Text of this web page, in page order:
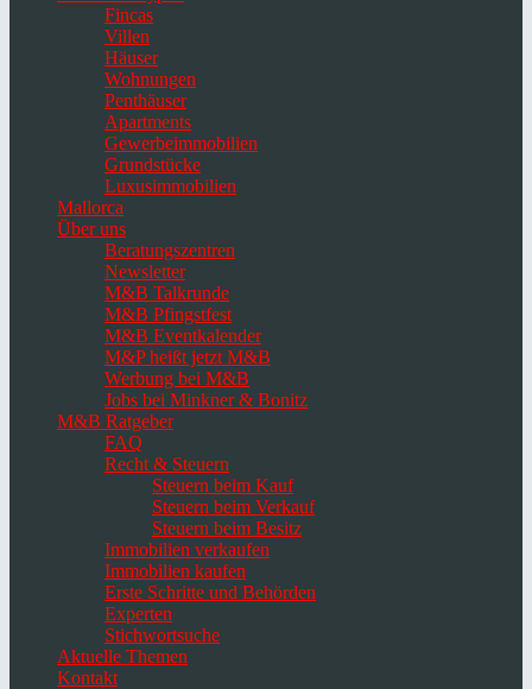
Fincas
Villen
Häuser
Wohnungen
Penthäuser
Apartments
Gewerbeimmobilien
Grundstücke
Luxusimmobilien
Mallorca
Über uns
Beratungszentren
Newsletter
M&B Talkrunde
M&B Pfingstfest
M&B Eventkalender
M&P heißt jetzt M&B
Werbung bei M&B
Jobs bei Minkner & Bonitz
M&B Ratgeber
FAQ
Recht & Steuern
Steuern beim Kauf
Steuern beim Verkauf
Steuern beim Besitz
Immobilien verkaufen
Immobilien kaufen
Erste Schritte und Behörden
Experten
Stichwortsuche
Aktuelle Themen
Kontakt